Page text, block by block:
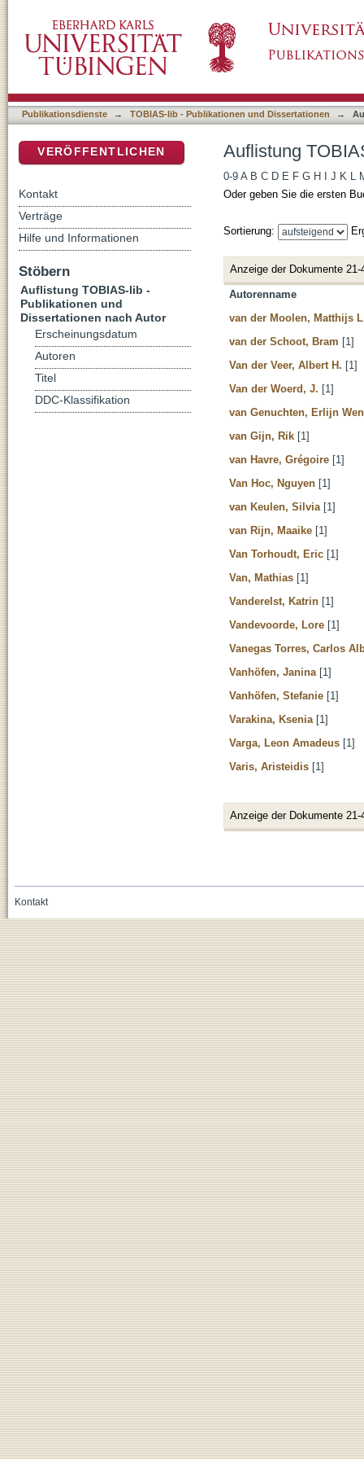
Publikationsdienste → TOBIAS-lib - Publikationen und Dissertationen →
Auflistung
0-9 A B C D E F G H J K L
Oder geben Sie die ersten
Sortierung:
Anzeige der Dokumente 21-
Autorenname
van der Moolen, Matthijs
van der Schoot, Bram [1]
Van der Veer, Albert H. [1]
Van der Woerd, J. [1]
van Genuchten, Erlijn
van Gijn, Rik [1]
van Havre, Grégoire [1]
Van Hoc, Nguyen [1]
van Keulen, Silvia [1]
van Rijn, Maaike [1]
Van Torhoudt, Eric [1]
Van, Mathias [1]
Vanderelst, Katrin [1]
Vandevoorde, Lore [1]
Vanegas Torres, Carlos
Vanhöfen, Janina [1]
Vanhöfen, Stefanie [1]
Varakina, Ksenia [1]
Varga, Leon Amadeus [1]
Varis, Aristeidis [1]
Anzeige der Dokumente 21-
VERÖFFENTLICHEN
Kontakt
Verträge
Hilfe und Informationen
Stöbern
Auflistung TOBIAS-lib -
Publikationen und
Dissertationen nach Autor
Erscheinungsdatum
Autoren
Titel
DDC-Klassifikation
Kontakt